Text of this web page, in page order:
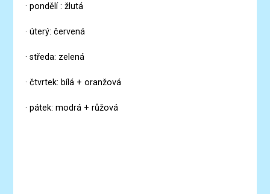
· pondělí : žlutá
· úterý: červená
· středa: zelená
· čtvrtek: bílá + oranžová
· pátek: modrá + růžová